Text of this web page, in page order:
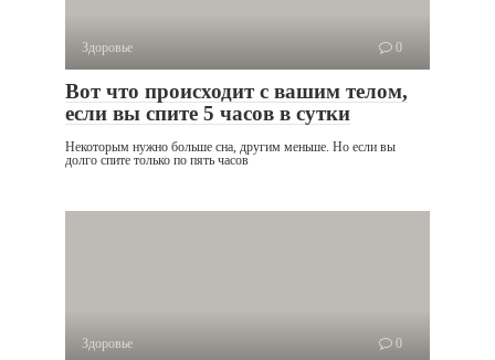
Здоровье 0
Вот что происходит с вашим телом,
если вы спите 5 часов в сутки
Некоторым нужно больше сна, другим меньше. Но если вы
долго спите только по пять часов
Здоровье 0